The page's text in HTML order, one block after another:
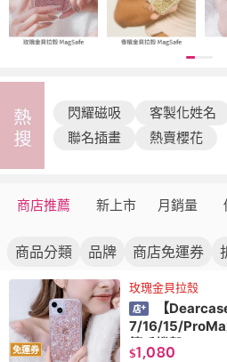
閃耀磁吸 客製化姓名
聯名插畫
熱賣櫻花
商店推薦 新上市 月銷量
商品分類 品牌 商店免運券
免運券
玫瑰金貝拉殼
【
7/16/15/
箔手機殼)
$1,080